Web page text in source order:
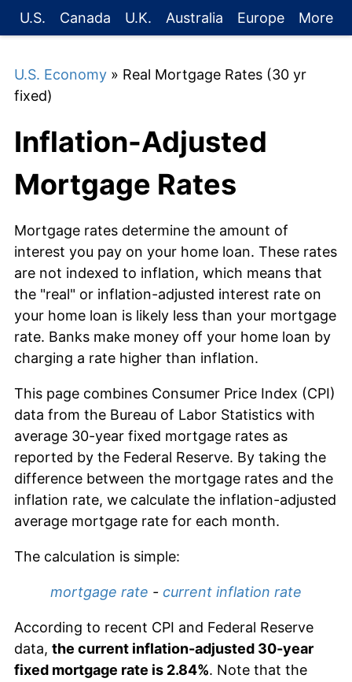
U.S. Canada U.K. Australia Europe More
U.S. Economy » Real Mortgage Rates (30 yr
fixed)
Inflation-Adjusted
Mortgage Rates
Mortgage rates determine the amount of
interest you pay on your home loan. These rates
are not indexed to inflation, which means that
the "real" or inflation-adjusted interest rate on
your home loan is likely less than your mortgage
rate. Banks make money off your home loan by
charging a rate higher than inflation.
This page combines Consumer Price Index (CPI)
data from the Bureau of Labor Statistics with
average 30-year fixed mortgage rates as
reported by the Federal Reserve. By taking the
difference between the mortgage rates and the
inflation rate, we calculate the inflation-adjusted
average mortgage rate for each month.
The calculation is simple:
mortgage rate - current inflation rate
According to recent CPI and Federal Reserve
data, the current inflation-adjusted 30-year
fixed mortgage rate is 2.84%. Note that the